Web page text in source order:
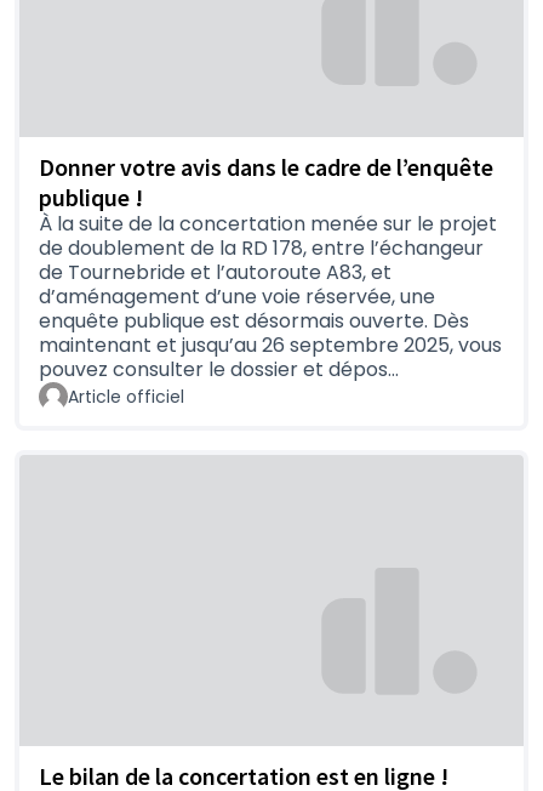
Donner votre avis dans le cadre de l’enquête
publique !
À la suite de la concertation menée sur le projet
de doublement de la RD 178, entre l’échangeur
de Tournebride et l’autoroute A83, et
d’aménagement d’une voie réservée, une
enquête publique est désormais ouverte. Dès
maintenant et jusqu’au 26 septembre 2025, vous
pouvez consulter le dossier et dépos…
Article officiel
Le bilan de la concertation est en ligne !